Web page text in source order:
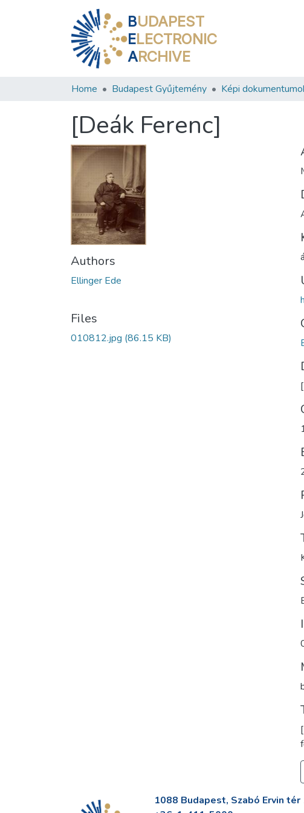
BUDAPEST
ELECTRONIC
ARCHIVE
Home Budapest Gyűjtemény Képi
[Deák Ferenc]
Authors
Ellinger Ede
Files
010812.jpg (86.15 KB)
1088 Budapest, Szabó Ervin tér